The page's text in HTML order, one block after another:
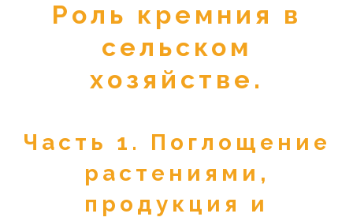
Роль кремния в
сельском
хозяйстве.
Часть 1. Поглощение
растениями,
продукция и